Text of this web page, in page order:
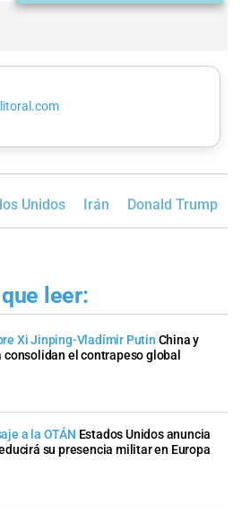
Unidos Irán Donald Trump
leer:
Xi Jinping-Vladímir Putin China y
consolidan el contrapeso global
a la OTÁN Estados Unidos anuncia
su presencia militar en Europa